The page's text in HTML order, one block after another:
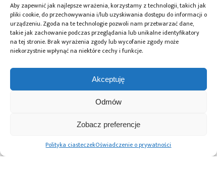
Aby zapewnić jak najlepsze wrażenia, korzystamy z technologii, takich jak
pliki cookie, do przechowywania i/lub uzyskiwania dostępu do informacji o
urządzeniu. Zgoda na te technologie pozwoli nam przetwarzać dane,
takie jak zachowanie podczas przeglądania lub unikalne identyfikatory
na tej stronie. Brak wyrażenia zgody lub wycofanie zgody może
niekorzystnie wpłynąć na niektóre cechy i funkcje.
Akceptuję
Odmów
Zobacz preferencje
Polityka ciasteczekOświadczenie o prywatności
Przeczytaj również:
Polska bez
ekosystemie
DigiKey i Shawn
Hymel: webinaria
z wykorzystaniem
robotów Balance
Bots
AI Act: Nowy
oznaczania treści
generowanych
przez AI